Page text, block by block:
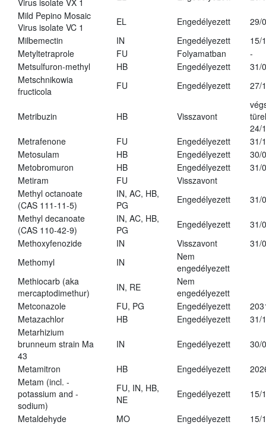
Virus isolate VX 1
Mild Pepino Mosaic
Virus isolate VC 1
EL Engedélyezett
29/
Milbemectin
IN Engedélyezett
15/
Metyltetraprole
FU Folyamatban
-
Metsulfuron-methyl
HB Engedélyezett
31/
Metschnikowia
fructicola
FU Engedélyezett 27/
Metribuzin HB Visszavont
24/
Metrafenone
FU Engedélyezett
31/
Metosulam
HB Engedélyezett
30/
Metobromuron
HB Engedélyezett
31/
Metiram
FU
Visszavont
Methyl octanoate
(CAS 111-11-5)
IN, AC, HB,
PG
Engedélyezett
31/
Methyl decanoate
(CAS 110-42-9)
IN, AC, HB,
PG
Engedélyezett
31/
Methoxyfenozide
IN Visszavont
31/
Methomyl
IN
Nem
engedélyezett
Methiocarb (aka
mercaptodimethur)
IN, RE
Nem
engedélyezett
Metconazole
FU, PG Engedélyezett
Metazachlor
HB Engedélyezett
31/
Metarhizium
brunneum strain Ma
43
IN Engedélyezett 30/
Metamitron HB Engedélyezett
Metam (incl. -
potassium and -
sodium)
FU, IN, HB,
NE
Engedélyezett 15/
Metaldehyde MO Engedélyezett
15/